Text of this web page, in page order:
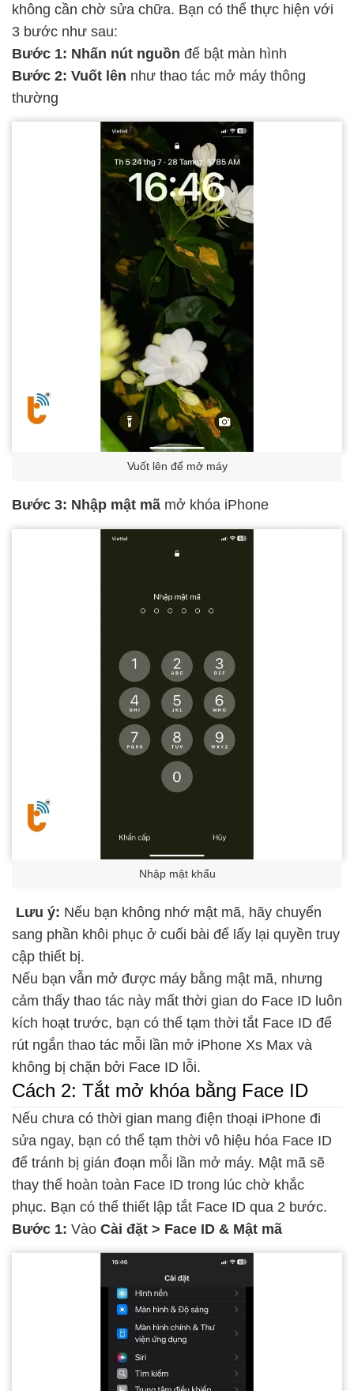
không cần chờ sửa chữa. Bạn có thể thực hiện với
3 bước như sau:
Bước 1: Nhấn nút nguồn để bật màn hình
Bước 2: Vuốt lên như thao tác mở máy thông
thường
Vuốt lên để mở máy
Bước 3: Nhập mật mã mở khóa iPhone
Nhập mật khẩu
Lưu ý: Nếu bạn không nhớ mật mã, hãy chuyển
sang phần khôi phục ở cuối bài để lấy lại quyền truy
cập thiết bị.
Nếu bạn vẫn mở được máy bằng mật mã, nhưng
cảm thấy thao tác này mất thời gian do Face ID luôn
kích hoạt trước, bạn có thể tạm thời tắt Face ID để
rút ngắn thao tác mỗi lần mở iPhone Xs Max và
không bị chặn bởi Face ID lỗi.
Cách 2: Tắt mở khóa bằng Face ID
Nếu chưa có thời gian mang điện thoại iPhone đi
sửa ngay, bạn có thể tạm thời vô hiệu hóa Face ID
để tránh bị gián đoạn mỗi lần mở máy. Mật mã sẽ
thay thế hoàn toàn Face ID trong lúc chờ khắc
phục. Bạn có thể thiết lập tắt Face ID qua 2 bước.
Bước 1: Vào Cài đặt > Face ID & Mật mã